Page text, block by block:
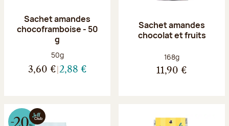
Sachet amandes
chocoframboise - 50
g
Poids net :
50g
3,60 € 2,88 €
Sachet amandes
chocolat et fruits
Poids net :
168g
11,90 €